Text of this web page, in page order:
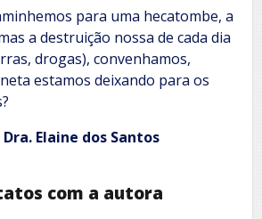
para uma hecatombe, a
a destruição nossa de cada dia
drogas), convenhamos,
estamos deixando para os
Elaine dos Santos
com a autora